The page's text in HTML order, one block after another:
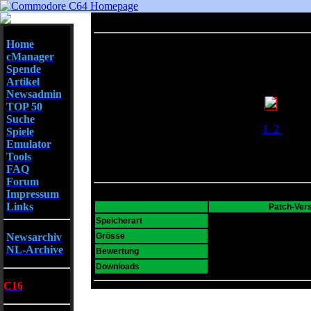
Home
cManager
Spende
Artikel
Newsadmin
TOP 50
Suche
Spiele
Emulator
Tools
FAQ
Forum
Impressum
Links
Newsarchiv
NL-Archive
C16
1 2
Patch-
Speicherart
Grösse
Bewertung
Downloads